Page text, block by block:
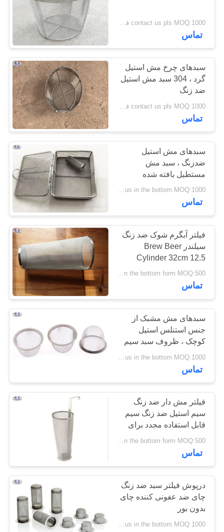
درخواست
قیمت
نقشه
سایت
حریم
خصوصی
شن و ماسه موانع پر
شده
سیم خاردار تیغ
207
سیم خاردار امنیتی
159
سیم ضد تانک
160
مانع سیم دید کم MZP
18
تماس
سبدهای چرخ مش استیل
گرد ، 304 سبد مش استیل
ضد زنگ
contact us pls MOQ:1000 قطعه
تماس
سبدهای مش استیل
ضدزنگ ، سبد مش
مستطیل بافته شده
pls contact us in the bottom MOQ:1000 قطعه
تماس
فیلتر آبگرم شوک ضد زنگ
سیلندر Brew Beer
Cylinder 32cm 12.5
"اندازه یا در صورت نیاز
pls contact us by email in the bottom form MOQ:500 قطعه
تماس
سبدهای مش مشبک از
جنس استنلس استیل
کوچک ، ظروف سبد سیم
فلزی با دوام
تماس
فیلتر مش دار ضد زنگ
سیم استیل ضد زنگ سیم
قابل استفاده مجدد برای
آبجو
pls contact us by email in the bottom form MOQ:500 قطعه
تماس
درپوش فیلتر سبد ضد زنگ
چای ضد عفونی کننده چای
بدون بور
pls contact us in the bottom MOQ:1000 قطعه